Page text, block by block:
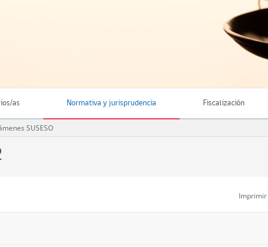
as Normativa y jurisprudencia Fiscalización
SUSESO
Imprimir